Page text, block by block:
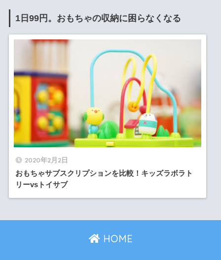
1日99円。おもちゃの収納に困らなくなる
2020年2月2日
おもちゃサブスクリプションを比較！キッズラボラト
リーvsトイサブ
HOME